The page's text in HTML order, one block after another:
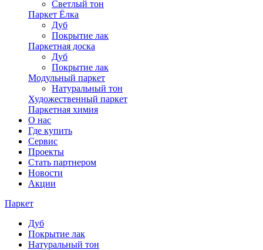
Светлый тон
Паркет Ёлка
Дуб
Покрытие лак
Паркетная доска
Дуб
Покрытие лак
Модульный паркет
Натуральный тон
Художественный паркет
Паркетная химия
О нас
Где купить
Сервис
Проекты
Стать партнером
Новости
Акции
Паркет
Дуб
Покрытие лак
Натуральный тон